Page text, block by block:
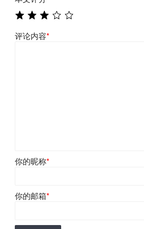
评论内容*
你的昵称*
你的邮箱*